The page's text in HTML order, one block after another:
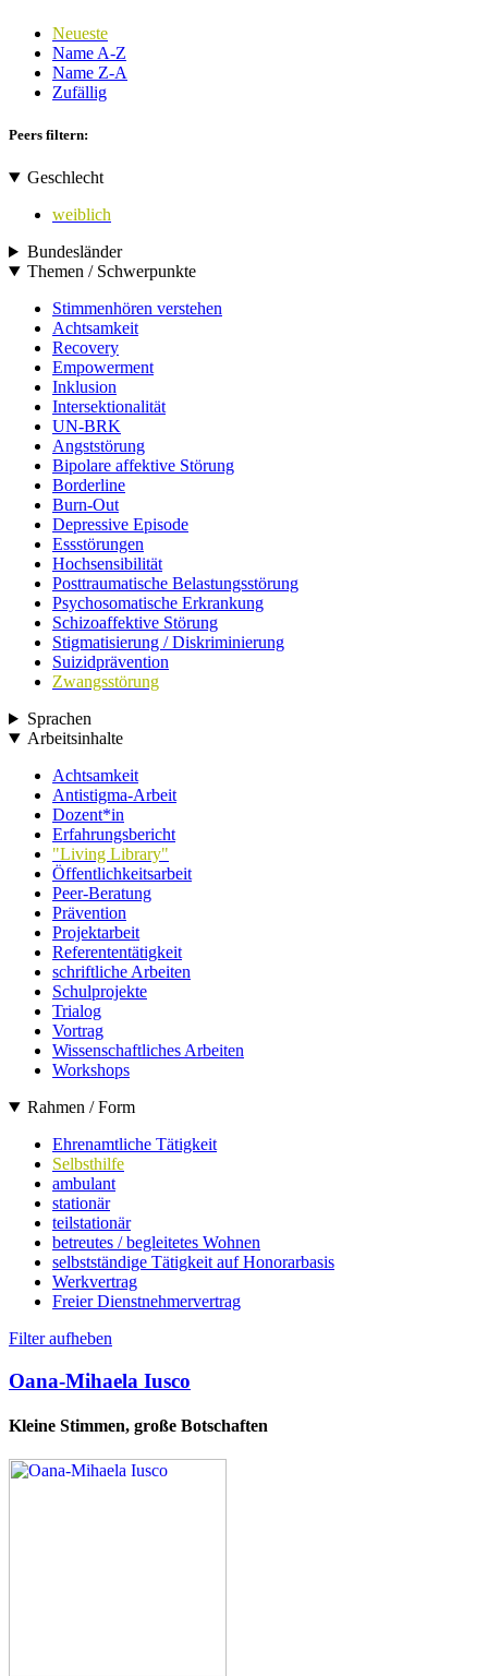
Neueste
Name A-Z
Name Z-A
Zufällig
Peers filtern:
Geschlecht
weiblich
Bundesländer
Themen / Schwerpunkte
Stimmenhören verstehen
Achtsamkeit
Recovery
Empowerment
Inklusion
Intersektionalität
UN-BRK
Angststörung
Bipolare affektive Störung
Borderline
Burn-Out
Depressive Episode
Essstörungen
Hochsensibilität
Posttraumatische Belastungsstörung
Psychosomatische Erkrankung
Schizoaffektive Störung
Stigmatisierung / Diskriminierung
Suizidprävention
Zwangsstörung
Sprachen
Arbeitsinhalte
Achtsamkeit
Antistigma-Arbeit
Dozent*in
Erfahrungsbericht
"Living Library"
Öffentlichkeitsarbeit
Peer-Beratung
Prävention
Projektarbeit
Referententätigkeit
schriftliche Arbeiten
Schulprojekte
Trialog
Vortrag
Wissenschaftliches Arbeiten
Workshops
Rahmen / Form
Ehrenamtliche Tätigkeit
Selbsthilfe
ambulant
stationär
teilstationär
betreutes / begleitetes Wohnen
selbstständige Tätigkeit auf Honorarbasis
Werkvertrag
Freier Dienstnehmervertrag
Filter aufheben
Oana-Mihaela Iusco
Kleine Stimmen, große Botschaften